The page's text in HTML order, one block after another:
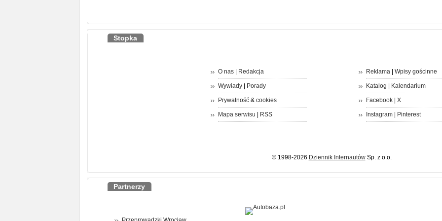
Stopka
O nas| Redakcja
Wywiady| Porady
Prywatność& cookies
Mapa serwisu RSS
Reklama| Wpisy gościnne
Katalog Kalendarium
Facebook| X
Instagram| Pinterest
© 1998-2026 Dziennik InternautówSp. z o.o.
Partnerzy